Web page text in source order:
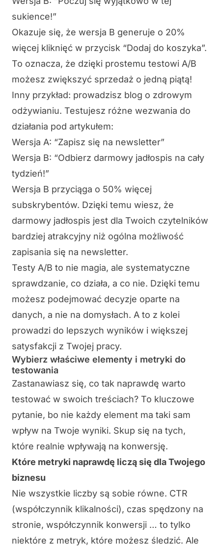
sukience!”
Okazuje się, że wersja B generuje o 20%
więcej kliknięć w przycisk “Dodaj do koszyka”.
To oznacza, że dzięki prostemu testowi A/B
możesz zwiększyć sprzedaż o jedną piątą!
Inny przykład: prowadzisz blog o zdrowym
odżywianiu. Testujesz różne wezwania do
działania pod artykułem:
Wersja A: “Zapisz się na newsletter”
Wersja B: “Odbierz darmowy jadłospis na cały
tydzień!”
Wersja B przyciąga o 50% więcej
subskrybentów. Dzięki temu wiesz, że
darmowy jadłospis jest dla Twoich czytelników
bardziej atrakcyjny niż ogólna możliwość
zapisania się na newsletter.
Testy A/B to nie magia, ale systematyczne
sprawdzanie, co działa, a co nie. Dzięki temu
możesz podejmować decyzje oparte na
danych, a nie na domysłach. A to z kolei
prowadzi do lepszych wyników i większej
satysfakcji z Twojej pracy.
Wybierz właściwe elementy i metryki do
testowania
Zastanawiasz się, co tak naprawdę warto
testować w swoich treściach? To kluczowe
pytanie, bo nie każdy element ma taki sam
wpływ na Twoje wyniki. Skup się na tych,
które realnie wpływają na konwersję.
Które metryki naprawdę liczą się dla Twojego
biznesu
Nie wszystkie liczby są sobie równe. CTR
(współczynnik klikalności), czas spędzony na
stronie, współczynnik konwersji … to tylko
niektóre z metryk, które możesz śledzić. Ale